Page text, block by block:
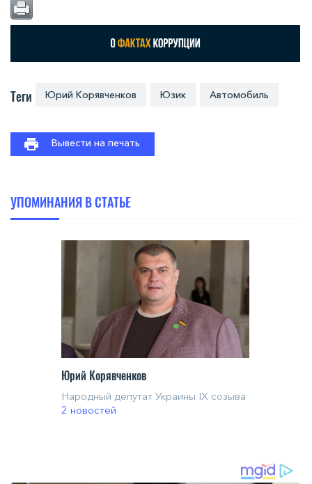
Теги Юрий Корявченков Юзик Автомобиль
Вывести на печать
УПОМИНАНИЯ В СТАТЬЕ
Юрий Корявченков
Народный депутат Украины IX созыва
2 новостей